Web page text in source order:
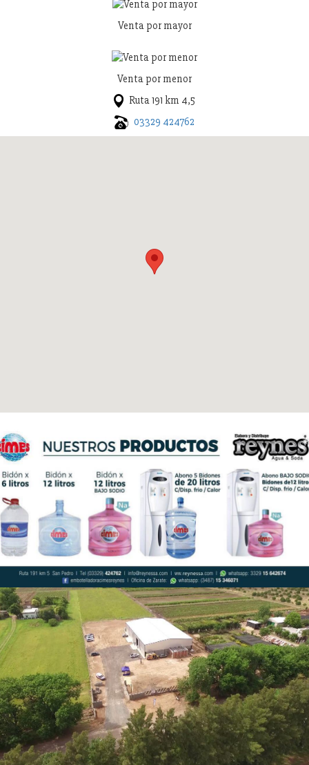
Venta por mayor
Venta por menor
Ruta 191 km 4,5
03329 424762